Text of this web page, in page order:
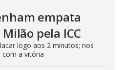
empata
pela ICC
logo aos 2 minutos; nos
com a vitória